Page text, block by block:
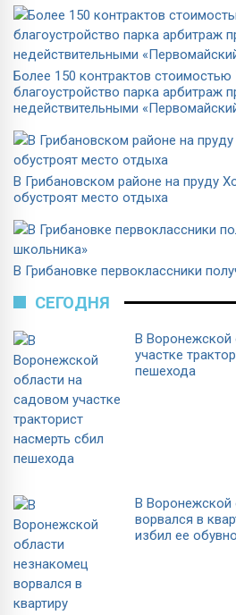
Более 150 контрактов стоимостью
благоустройство парка арбитраж
недействительными
В Грибановском районе на пруду
обустроят место отдыха
В Грибановке первоклассники
СЕГОДНЯ
В Воронежской
участке
пешехода
В Воронежской
ворвался в
избил ее